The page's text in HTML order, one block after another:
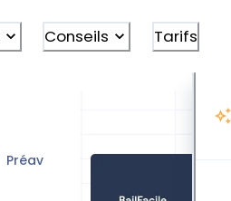
Conseils Tarifs
Préavis location meublée